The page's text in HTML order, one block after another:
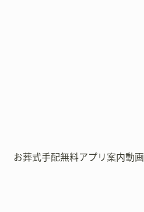
お葬式手配無料アプリ案内動画